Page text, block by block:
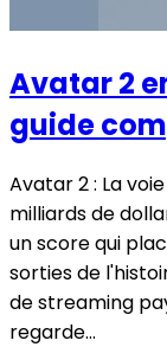
Avatar 2
guide
Avatar 2 : La
milliards de
un score qui
sorties de
de streaming
regarde...